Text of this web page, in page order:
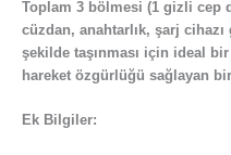
Toplam 3 bölmesi (1 gizli cep
cüzdan, anahtarlık, şarj
şekilde taşınması için ideal
hareket özgürlüğü sağlayan
Ek Bilgiler: